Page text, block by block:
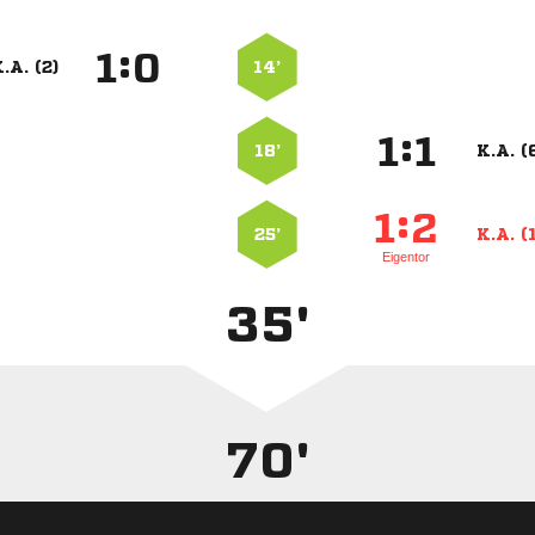
(2) : 14’
18’ : K.A.
25’ :
Eigentor
K.A.
35'
70'